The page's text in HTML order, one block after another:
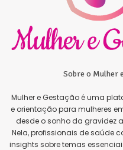
Sobre o Mulher
Mulher e Gestação é uma
e orientação para mulheres
desde o sonho da gravidez
Nela, profissionais de saúde
insights sobre temas